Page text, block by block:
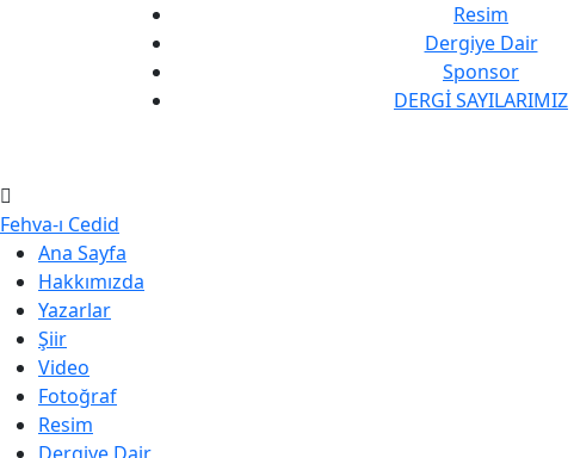
Resim
Dergiye Dair
Sponsor
DERGİ SAYILARIMIZ
Fehva-ı Cedid
Ana Sayfa
Hakkımızda
Yazarlar
Şiir
Video
Fotoğraf
Resim